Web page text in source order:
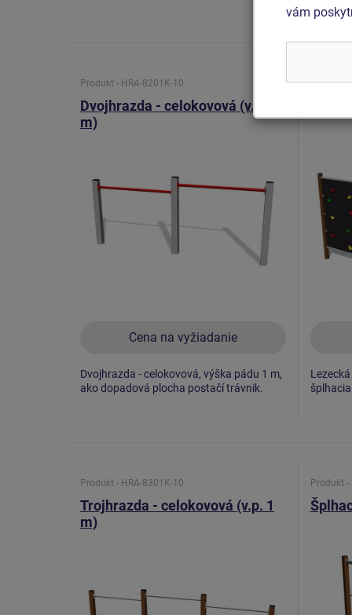
Produkt - HRA-8201K-10
Dvojhrazda - celokovová (v.p. 1
m)
Cena na vyžiadanie
Dvojhrazda - celokovová, výška pádu 1 m,
ako dopadová plocha postačí trávnik.
Produkt -
Produkt - HRA-8301K-10
Trojhrazda - celokovová (v.p. 1
m)
Produkt -
vám